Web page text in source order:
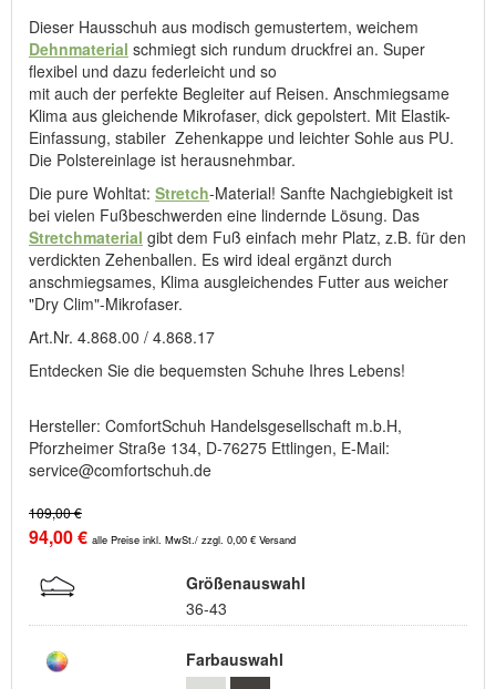
Dieser Hausschuh aus modisch gemustertem, weichem
Dehnmaterial schmiegt sich rundum druckfrei an. Super
flexibel und dazu federleicht und so
mit auch der perfekte Begleiter auf Reisen. Anschmiegsame
Klima aus gleichende Mikrofaser, dick gepolstert. Mit Elastik-
Einfassung, stabiler Zehenkappe und leichter Sohle aus PU.
Die Polstereinlage ist herausnehmbar.
Die pure Wohltat: Stretch-Material! Sanfte Nachgiebigkeit ist
bei vielen Fußbeschwerden eine lindernde Lösung. Das
Stretchmaterial gibt dem Fuß einfach mehr Platz, z.B. für den
verdickten Zehenballen. Es wird ideal ergänzt durch
anschmiegsames, Klima ausgleichendes Futter aus weicher
"Dry Clim"-Mikrofaser.
Art.Nr. 4.868.00 / 4.868.17
Entdecken Sie die bequemsten Schuhe Ihres Lebens!
Hersteller: ComfortSchuh Handelsgesellschaft m.b.H,
Pforzheimer Straße 134, D-76275 Ettlingen, E-Mail:
service@comfortschuh.de
109,00 €
94,00 € alle Preise inkl. MwSt./ zzgl. 0,00 € Versand
Größenauswahl
36-43
Farbauswahl